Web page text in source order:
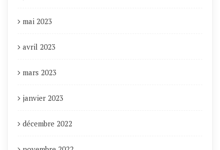
mai 2023
avril 2023
mars 2023
janvier 2023
décembre 2022